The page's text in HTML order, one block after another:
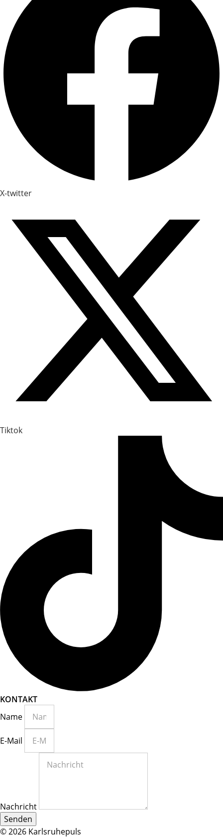
X-twitter
Tiktok
KONTAKT
Name
E-Mail
Nachricht
Senden
© 2026 Karlsruhepuls